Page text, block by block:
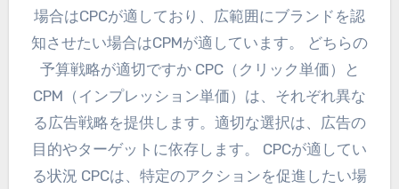
場合はCPCが適しており、広範囲にブランドを認
知させたい場合はCPMが適しています。 どちらの
予算戦略が適切ですか CPC（クリック単価）と
CPM（インプレッション単価）は、それぞれ異な
る広告戦略を提供します。適切な選択は、広告の
目的やターゲットに依存します。 CPCが適してい
る状況 CPCは、特定のアクションを促進したい場